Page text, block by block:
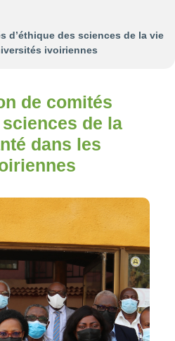
d’éthique des sciences de la vie
ivoiriennes
de comités
sciences de la
dans les